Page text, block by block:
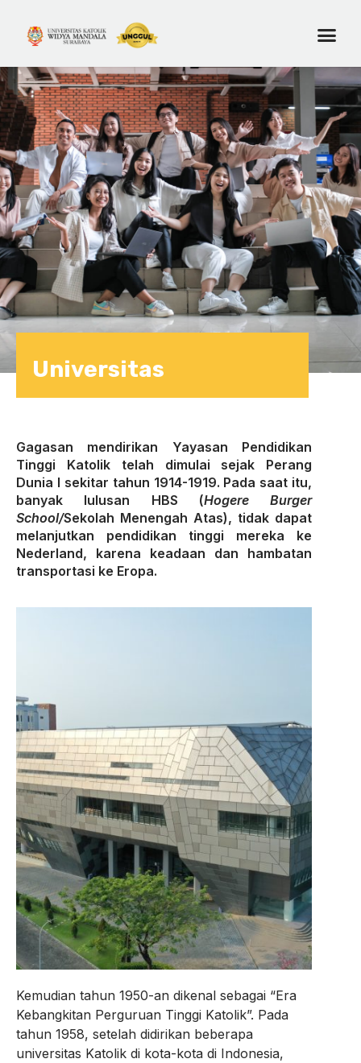
Universitas
Gagasan mendirikan Yayasan Pendidikan
Tinggi Katolik telah dimulai sejak Perang
Dunia I sekitar tahun 1914-1919. Pada saat itu,
banyak lulusan HBS (Hogere Burger
School/Sekolah Menengah Atas), tidak dapat
melanjutkan pendidikan tinggi mereka ke
Nederland, karena keadaan dan hambatan
transportasi ke Eropa.
Kemudian tahun 1950-an dikenal sebagai “Era
Kebangkitan Perguruan Tinggi Katolik”. Pada
tahun 1958, setelah didirikan beberapa
universitas Katolik di kota-kota di Indonesia,